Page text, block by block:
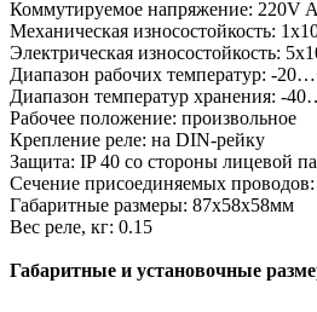
Коммутируемое напряжение: 220V
Механическая износостойкость:
Электрическая износостойкость:
Диапазон рабочих температур: -
Диапазон температур хранения: -
Рабочее положение: произвольное
Крепление реле: на DIN-рейку
Защита: IP 40 со стороны лицевой
Сечение присоединяемых
Габаритные размеры: 87х58х58мм
Вес реле, кг: 0.15
Габаритные и установочные